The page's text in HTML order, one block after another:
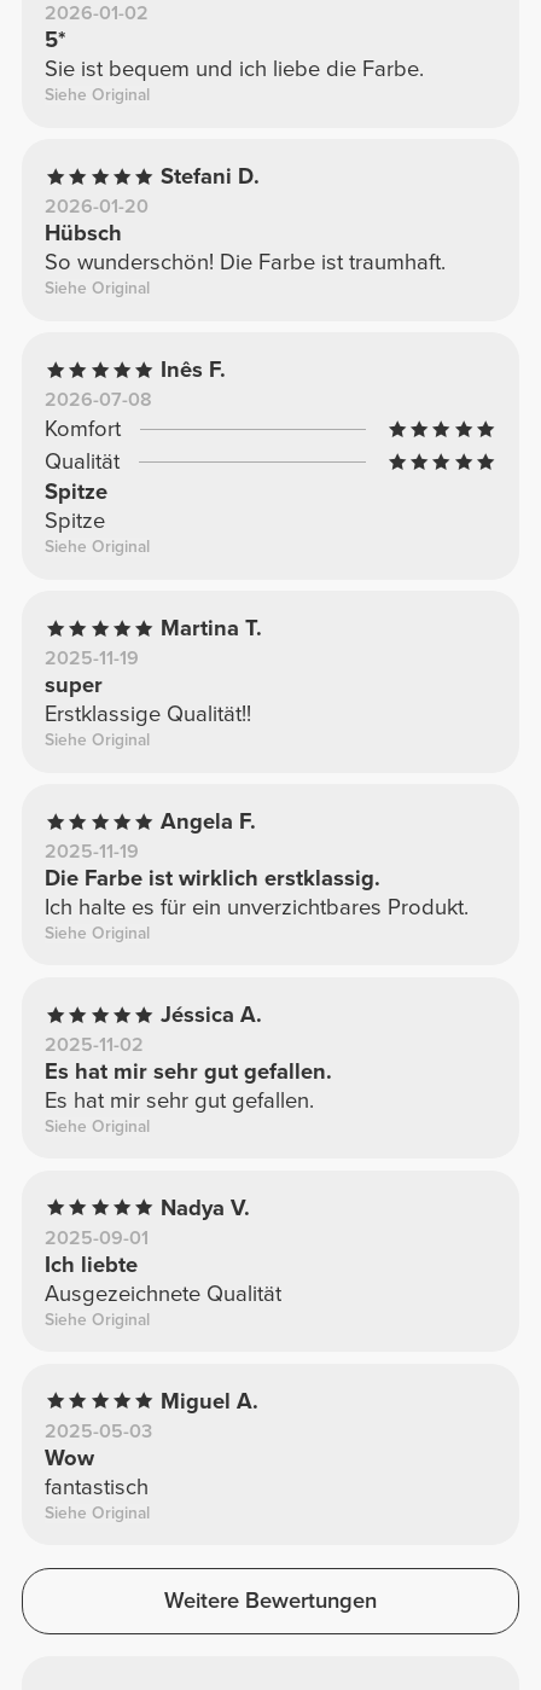
2026-01-02
5*
Sie ist bequem und ich liebe die Farbe.
Siehe Original
Stefani D.
2026-01-20
Hübsch
So wunderschön! Die Farbe ist traumhaft.
Siehe Original
Inês F.
2026-07-08
Komfort
Qualität
Spitze
Spitze
Siehe Original
Martina T.
2025-11-19
super
Erstklassige Qualität!!
Siehe Original
Angela F.
2025-11-19
Die Farbe ist wirklich erstklassig.
Ich halte es für ein unverzichtbares Produkt.
Siehe Original
Jéssica A.
2025-11-02
Es hat mir sehr gut gefallen.
Es hat mir sehr gut gefallen.
Siehe Original
Nadya V.
2025-09-01
Ich liebte
Ausgezeichnete Qualität
Siehe Original
Miguel A.
2025-05-03
Wow
fantastisch
Siehe Original
Weitere Bewertungen